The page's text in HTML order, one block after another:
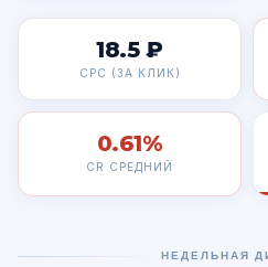
18.5 ₽
CPC (ЗА КЛИК)
0.61%
CR СРЕДНИЙ
НЕДЕЛЬНАЯ